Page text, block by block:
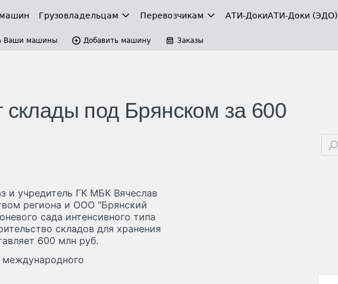
Грузовладельцам Перевозчикам АТИ-ДокиАТИ-Доки (ЭДО)
Ваши машины Добавить машину Заказы
склады под Брянском за 600
и учредитель ГК МБК Вячеслав
региона и ООО "Брянский
сада интенсивного типа
складов для хранения
600 млн руб.
международного